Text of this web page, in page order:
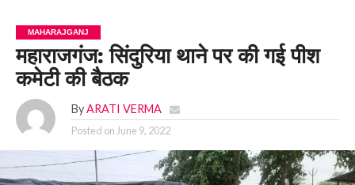
MAHARAJGANJ
महाराजगंज: सिंदुरिया थाने पर की गई पीश
कमेटी की बैठक
By ARATI VERMA
Posted on June 9, 2022